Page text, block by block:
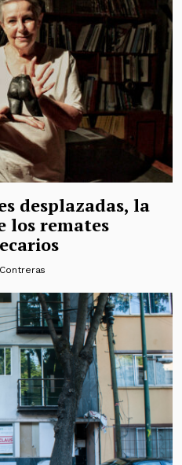
desplazadas, la
los remates